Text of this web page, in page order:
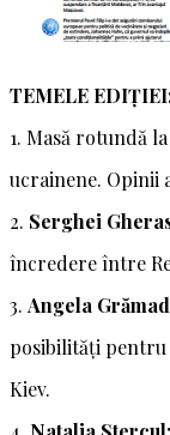
TEMELE
1. Masă rotundă
ucrainene. Opinii
2. Serghei
încredere între
3. Angela
posibilități pentru
Kiev.